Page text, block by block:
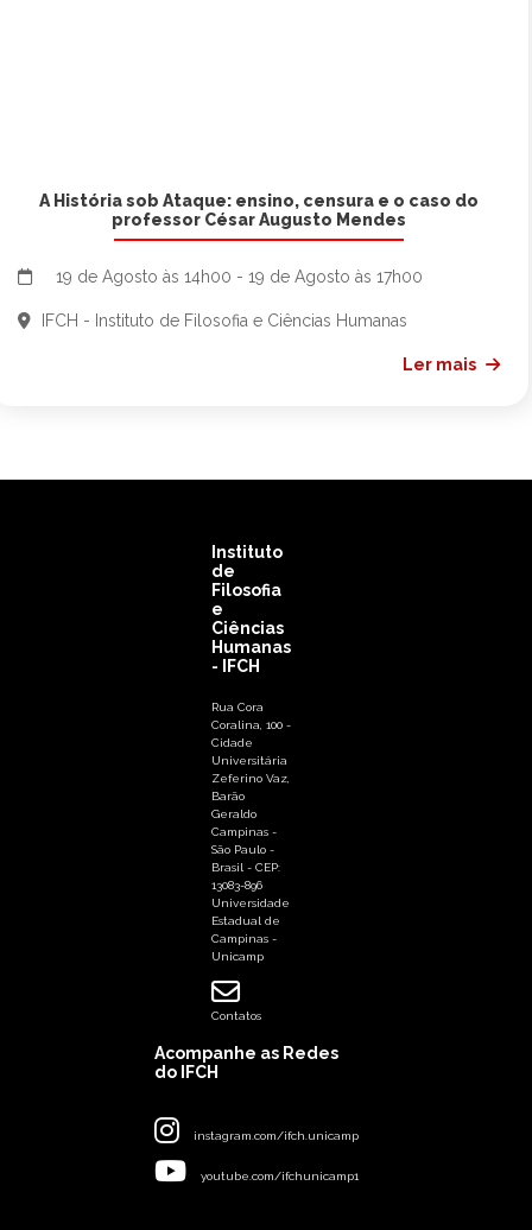
A História sob Ataque: ensino, censura e o caso do
professor César Augusto Mendes
19 de Agosto às 14h00 - 19 de Agosto às 17h00
IFCH - Instituto de Filosofia e Ciências Humanas
Ler mais
Instituto
de
Filosofia
e
Ciências
Humanas
- IFCH
Rua Cora
Coralina, 100 -
Cidade
Universitária
Zeferino Vaz,
Barão
Geraldo
Campinas -
São Paulo -
Brasil - CEP:
13083-896
Universidade
Estadual de
Campinas -
Unicamp
Contatos
Acompanhe as Redes
do IFCH
instagram.com/ifch.unicamp
youtube.com/ifchunicamp1